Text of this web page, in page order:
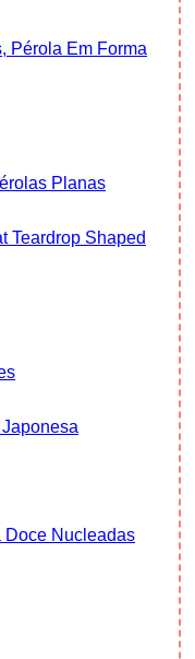
Planas
Doce Nucleadas